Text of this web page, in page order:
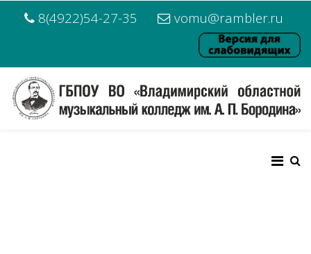
8(4922)54-27-35 vomu@rambler.ru